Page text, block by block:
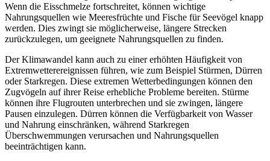
Wenn die Eisschmelze fortschreitet, können wichtige
Nahrungsquellen wie Meeresfrüchte und Fische für Seevögel knapp
werden. Dies zwingt sie möglicherweise, längere Strecken
zurückzulegen, um geeignete Nahrungsquellen zu finden.
Der Klimawandel kann auch zu einer erhöhten Häufigkeit von
Extremwetterereignissen führen, wie zum Beispiel Stürmen, Dürren
oder Starkregen. Diese extremen Wetterbedingungen können den
Zugvögeln auf ihrer Reise erhebliche Probleme bereiten. Stürme
können ihre Flugrouten unterbrechen und sie zwingen, längere
Pausen einzulegen. Dürren können die Verfügbarkeit von Wasser
und Nahrung einschränken, während Starkregen
Überschwemmungen verursachen und Nahrungsquellen
beeinträchtigen kann.